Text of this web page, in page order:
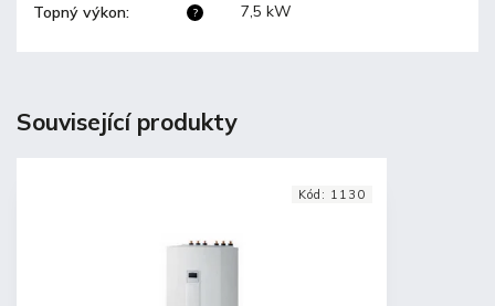
?
Topný výkon: 7,5 kW
Související produkty
Kód: 1130